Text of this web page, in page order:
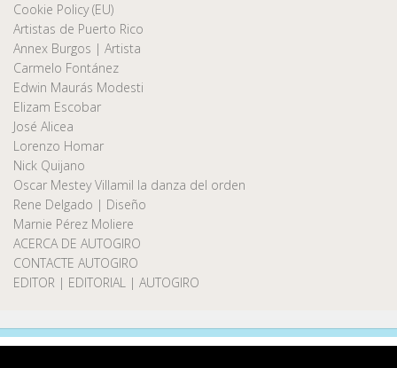
Cookie Policy (EU)
Artistas de Puerto Rico
Annex Burgos | Artista
Carmelo Fontánez
Edwin Maurás Modesti
Elizam Escobar
José Alicea
Lorenzo Homar
Nick Quijano
Oscar Mestey Villamil la danza del orden
Rene Delgado | Diseño
Marnie Pérez Moliere
ACERCA DE AUTOGIRO
CONTACTE AUTOGIRO
EDITOR | EDITORIAL | AUTOGIRO